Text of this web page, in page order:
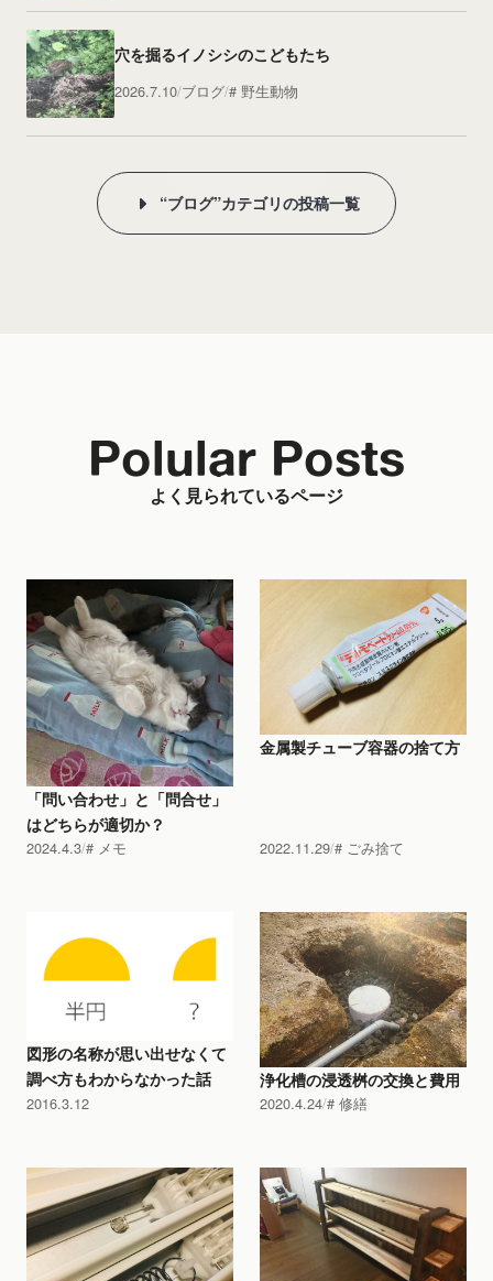
穴を掘るイノシシのこどもたち
2026.7.10 ブログ 野生動物
“ブログ”カテゴリの投稿一覧
よく見られているページ
Polular Posts
「問い合わせ」と「問合せ」
はどちらが適切か？
2024.4.3 メモ
金属製チューブ容器の捨て方
2022.11.29 ごみ捨て
図形の名称が思い出せなくて
調べ方もわからなかった話
2016.3.12
浄化槽の浸透桝の交換と費用
2020.4.24 修繕